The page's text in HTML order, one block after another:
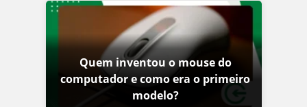
Quem inventou o mouse do
computador e como era o primeiro
modelo?